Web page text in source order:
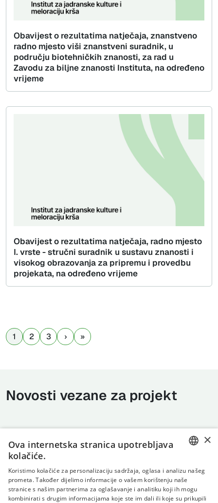
Obavijest o rezultatima natječaja, znanstveno
radno mjesto viši znanstveni suradnik, u
području biotehničkih znanosti, za rad u
Zavodu za biljne znanosti Instituta, na određeno
vrijeme
Obavijest o rezultatima natječaja, radno mjesto
I. vrste - stručni suradnik u sustavu znanosti i
visokog obrazovanja za pripremu i provedbu
projekata, na određeno vrijeme
1 2 3
Novosti vezane za projekt
Uvjeti korištenja
ENGLISH
×
Ova internetska stranica upotrebljava
kolačiće.
Koristimo kolačiće za personalizaciju sadržaja, oglasa i analizu našeg
prometa. Također dijelimo informacije o vašem korištenju naše
stranice s našim partnerima za oglašavanje i analitiku koji ih mogu
kombinirati s drugim informacijama koje ste im dali ili koje su prikupili